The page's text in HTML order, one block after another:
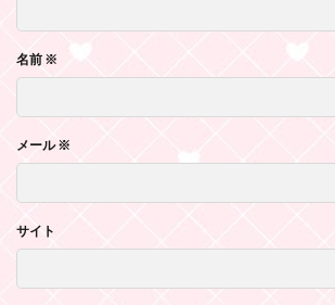
名前 ※
メール※
サイト